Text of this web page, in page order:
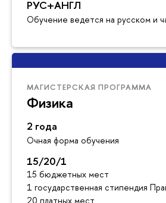
РУС+АНГЛ
Обучение ведется на русском и
МАГИСТЕРСКАЯ ПРОГРАММА
Физика
2 года
Очная форма обучения
15/20/1
15 бюджетных мест
1 государственная стипендия
20 платных мест